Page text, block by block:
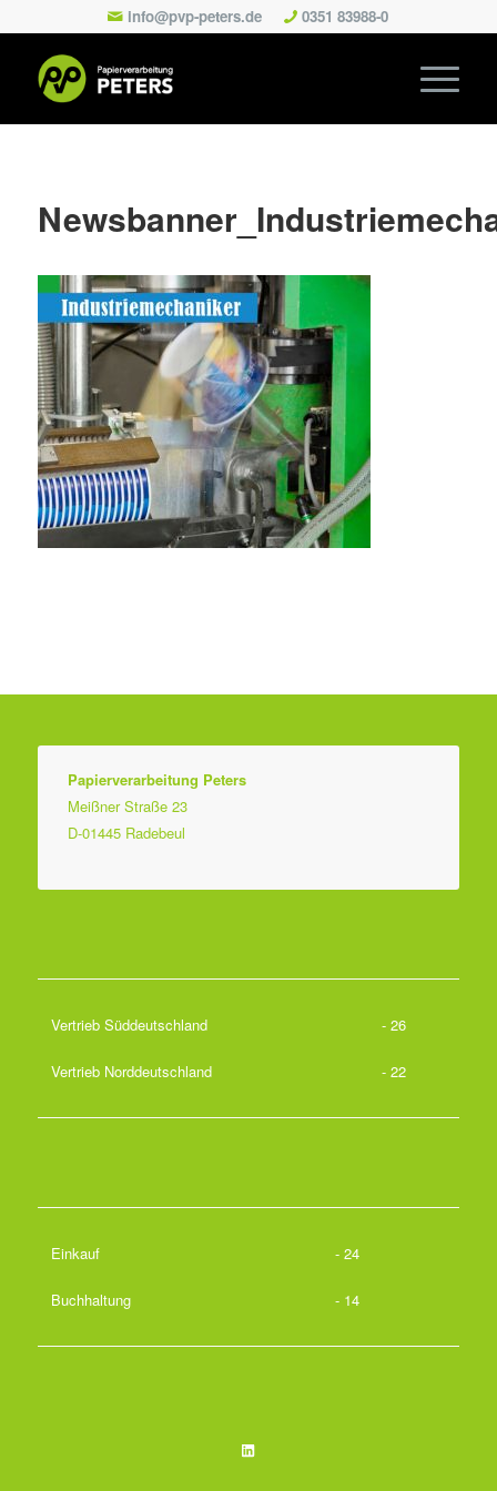
info@pvp-peters.de 0351 83988-0
Papierverarbeitung Peters
Meißner Straße 23
D-01445 Radebeul
Vertrieb Süddeutschland - 26
Vertrieb Norddeutschland - 22
Einkauf - 24
Buchhaltung - 14
LinkedIn